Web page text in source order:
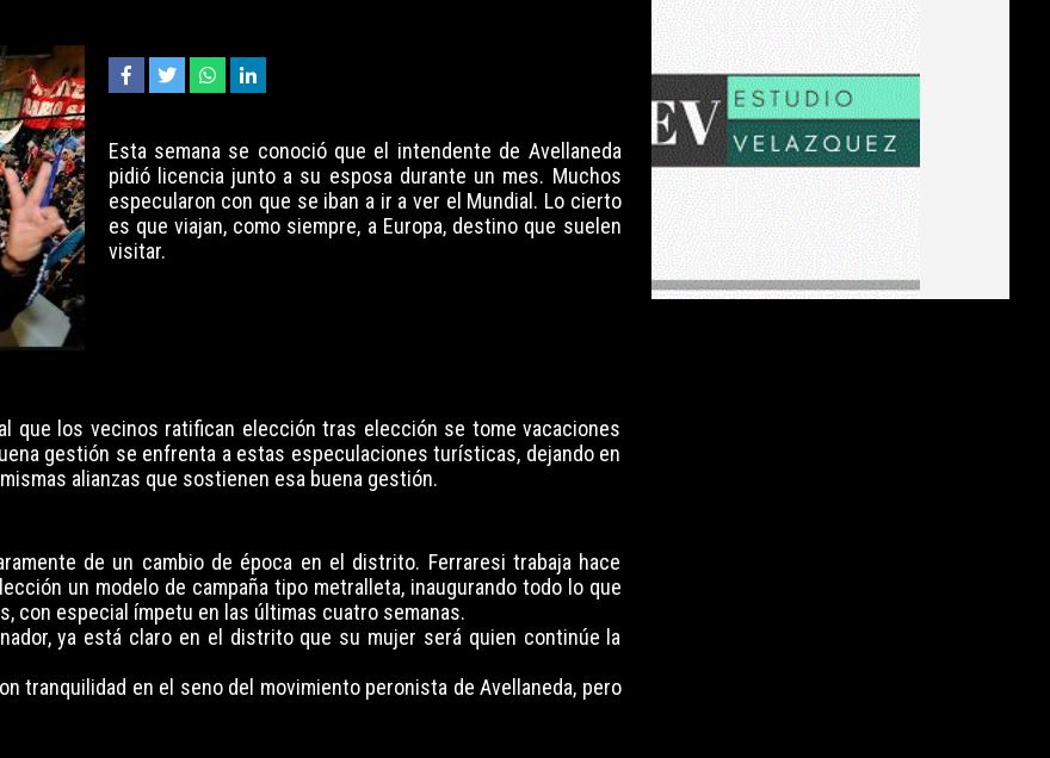
Esta semana se conoció que el intendente de Avellaneda
pidió licencia junto a su esposa durante un mes. Muchos
especularon con que se iban a ir a ver el Mundial. Lo cierto
es que viajan, como siempre, a Europa, destino que suelen
visitar.
que los vecinos ratifican elección tras elección se tome vacaciones
gestión se enfrenta a estas especulaciones turísticas, dejando en
alianzas que sostienen esa buena gestión.
de un cambio de época en el distrito. Ferraresi trabaja hace
un modelo de campaña tipo metralleta, inaugurando todo lo que
con especial ímpetu en las últimas cuatro semanas.
ya está claro en el distrito que su mujer será quien continúe la
tranquilidad en el seno del movimiento peronista de Avellaneda, pero